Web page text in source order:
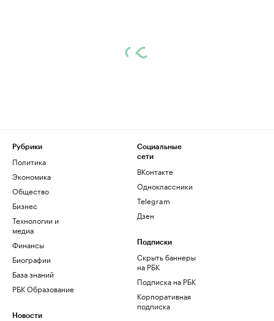
Рубрики
Политика
Экономика
Общество
Бизнес
Технологии и
медиа
Финансы
Биографии
База знаний
РБК Образование
Новости
Социальные
сети
ВКонтакте
Одноклассники
Telegram
Дзен
Подписки
Скрыть баннеры
на РБК
Подписка на РБК
Корпоративная
подписка